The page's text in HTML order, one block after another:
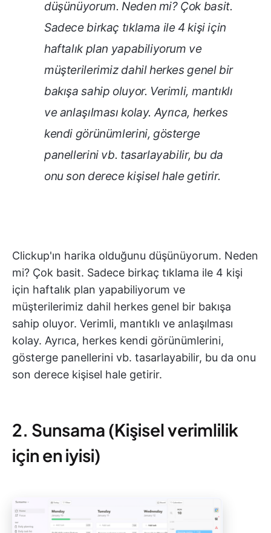
düşünüyorum. Neden mi? Çok basit.
Sadece birkaç tıklama ile 4 kişi için
haftalık plan yapabiliyorum ve
müşterilerimiz dahil herkes genel bir
bakışa sahip oluyor. Verimli, mantıklı
ve anlaşılması kolay. Ayrıca, herkes
kendi görünümlerini, gösterge
panellerini vb. tasarlayabilir, bu da
onu son derece kişisel hale getirir.
Clickup'ın harika olduğunu düşünüyorum. Neden
mi? Çok basit. Sadece birkaç tıklama ile 4 kişi
için haftalık plan yapabiliyorum ve
müşterilerimiz dahil herkes genel bir bakışa
sahip oluyor. Verimli, mantıklı ve anlaşılması
kolay. Ayrıca, herkes kendi görünümlerini,
gösterge panellerini vb. tasarlayabilir, bu da onu
son derece kişisel hale getirir.
2. Sunsama (Kişisel verimlilik
için en iyisi)